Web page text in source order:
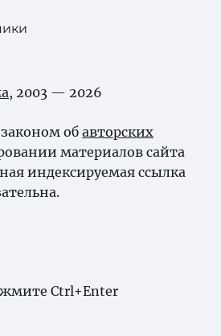
, 2003 — 2026
об авторских
материалов сайта
индексируемая ссылка
Ctrl+Enter